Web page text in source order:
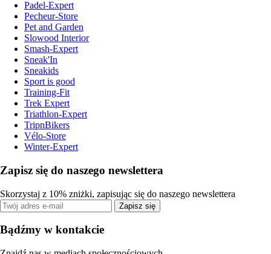
Padel-Expert
Pecheur-Store
Pet and Garden
Slowood Interior
Smash-Expert
Sneak'In
Sneakids
Sport is good
Training-Fit
Trek Expert
Triathlon-Expert
TripnBikers
Vélo-Store
Winter-Expert
Zapisz się do naszego newslettera
Skorzystaj z 10% zniżki, zapisując się do naszego newslettera
Zapisz się
Bądźmy w kontakcie